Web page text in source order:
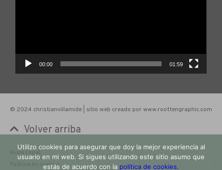
00:00 01:59
© 2024 christianvillamide | sitio web creado por www.roottengraphic.com
Volver arriba
Aviso Legal
Política de cookies
Utilizo cookies para asegurar que doy la mejor experiencia al
usuario en mi web. Si sigues utilizando este sitio asumo que
estás de acuerdo con la política de cookies.